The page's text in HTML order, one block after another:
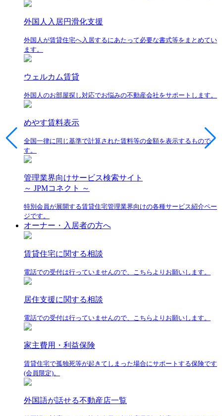
外国人入居円滑化支援
外国人が賃貸住宅へ入居するにあたって必要な書式等をまとめてい
ます。
ウェルカム賃貸
外国人のお部屋探し対応でお悩みの不動産会社をサポートします。
めやす賃料表示
全国一律に同じ基準で計算された賃料等の金額を表示するもので
す。
管理業界向けサービス検索サイト
～ JPMコネクト ～
特別会員が展開する賃貸住宅管理業界向けの各種サービス紹介ペー
ジです。
オーナー・入居者の方へ
賃貸住宅に関する相談
電話での受付は行っていませんので、こちらよりお願いします。
居住支援に関する相談
電話での受付は行っていませんので、こちらよりお願いします。
家主費用・利益保険
賃貸住宅で孤独死等が起きてしまった場合にサポートする保険です
(会員限定)。
外国語が話せる不動産店一覧